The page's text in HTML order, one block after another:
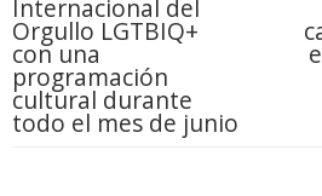
Internacional del
Orgullo LGTBIQ+
con una
programación
cultural durante
todo el mes de junio